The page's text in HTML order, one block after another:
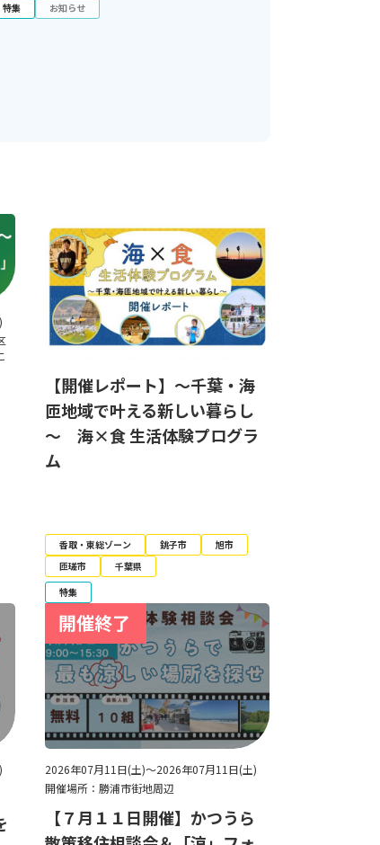
特集 お知らせ
【開催レポート】～千葉・海
匝地域で叶える新しい暮らし
～ 海×食 生活体験プログラ
ム
香取・東総ゾーン 銚子市
旭市
匝瑳市
千葉県
特集
2026年07月11日(土)～2026年07月11日(土)
開催場所：勝浦市街地周辺
【７月１１日開催】かつうら